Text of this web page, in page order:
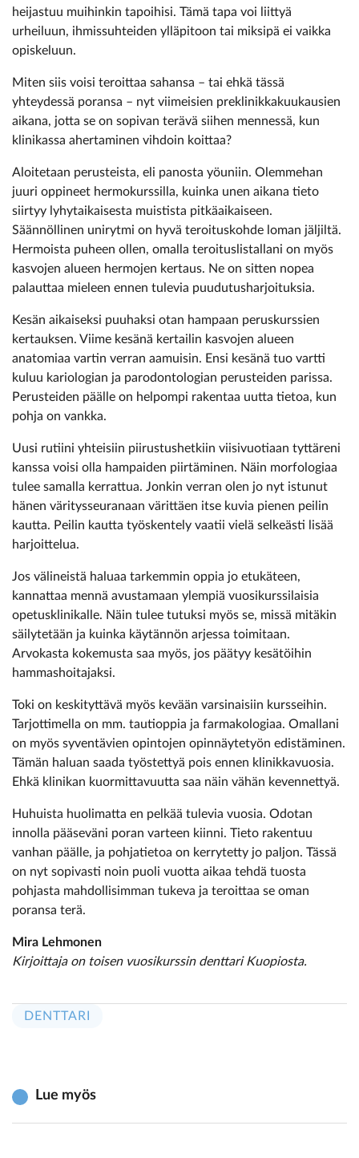
heijastuu muihinkin tapoihisi. Tämä tapa voi liittyä
urheiluun, ihmissuhteiden ylläpitoon tai miksipä ei vaikka
opiskeluun.
Miten siis voisi teroittaa sahansa – tai ehkä tässä
yhteydessä poransa – nyt viimeisien preklinikkakuukausien
aikana, jotta se on sopivan terävä siihen mennessä, kun
klinikassa ahertaminen vihdoin koittaa?
Aloitetaan perusteista, eli panosta yöuniin. Olemmehan
juuri oppineet hermokurssilla, kuinka unen aikana tieto
siirtyy lyhytaikaisesta muistista pitkäaikaiseen.
Säännöllinen unirytmi on hyvä teroituskohde loman jäljiltä.
Hermoista puheen ollen, omalla teroituslistallani on myös
kasvojen alueen hermojen kertaus. Ne on sitten nopea
palauttaa mieleen ennen tulevia puudutusharjoituksia.
Kesän aikaiseksi puuhaksi otan hampaan peruskurssien
kertauksen. Viime kesänä kertailin kasvojen alueen
anatomiaa vartin verran aamuisin. Ensi kesänä tuo vartti
kuluu kariologian ja parodontologian perusteiden parissa.
Perusteiden päälle on helpompi rakentaa uutta tietoa, kun
pohja on vankka.
Uusi rutiini yhteisiin piirustushetkiin viisivuotiaan tyttäreni
kanssa voisi olla hampaiden piirtäminen. Näin morfologiaa
tulee samalla kerrattua. Jonkin verran olen jo nyt istunut
hänen väritysseuranaan värittäen itse kuvia pienen peilin
kautta. Peilin kautta työskentely vaatii vielä selkeästi lisää
harjoittelua.
Jos välineistä haluaa tarkemmin oppia jo etukäteen,
kannattaa mennä avustamaan ylempiä vuosikurssilaisia
opetusklinikalle. Näin tulee tutuksi myös se, missä mitäkin
säilytetään ja kuinka käytännön arjessa toimitaan.
Arvokasta kokemusta saa myös, jos päätyy kesätöihin
hammashoitajaksi.
Toki on keskityttävä myös kevään varsinaisiin kursseihin.
Tarjottimella on mm. tautioppia ja farmakologiaa. Omallani
on myös syventävien opintojen opinnäytetyön edistäminen.
Tämän haluan saada työstettyä pois ennen klinikkavuosia.
Ehkä klinikan kuormittavuutta saa näin vähän kevennettyä.
Huhuista huolimatta en pelkää tulevia vuosia. Odotan
innolla pääseväni poran varteen kiinni. Tieto rakentuu
vanhan päälle, ja pohjatietoa on kerrytetty jo paljon. Tässä
on nyt sopivasti noin puoli vuotta aikaa tehdä tuosta
pohjasta mahdollisimman tukeva ja teroittaa se oman
poransa terä.
Mira Lehmonen
Kirjoittaja on toisen vuosikurssin denttari Kuopiosta.
DENTTARI
Lue myös